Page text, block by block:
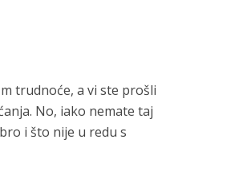
trudnoće, a vi ste prošli
No, iako nemate taj
i što nije u redu s